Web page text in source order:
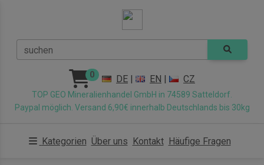
suchen
0 DE | EN | CZ
TOP GEO Mineralienhandel GmbH in 74589 Satteldorf.
Paypal möglich. Versand 6,90€ innerhalb Deutschlands bis 30kg
Kategorien Über uns Kontakt Häufige Fragen